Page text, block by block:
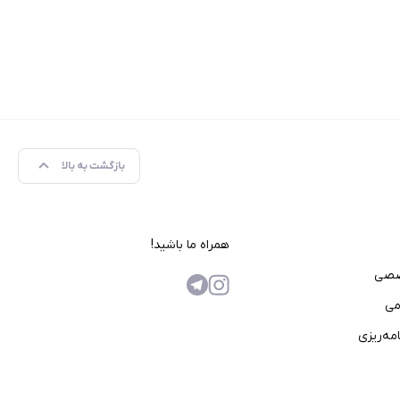
بازگشت به بالا
همراه ما باشید!